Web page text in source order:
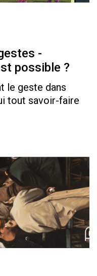
-
possible ?
le geste dans
tout savoir-faire